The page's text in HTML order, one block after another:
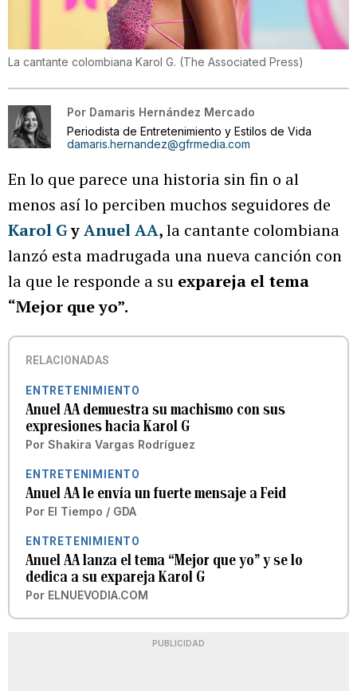
La cantante colombiana Karol G. (The Associated Press)
Por Damaris Hernández Mercado
Periodista de Entretenimiento y Estilos de Vida
damaris.hernandez@gfrmedia.com
En lo que parece una historia sin fin o al
menos así lo perciben muchos seguidores de
Karol GyAnuel AA,la cantante colombiana
lanzó esta madrugada una nueva canción con
la que le responde a su expareja el tema
“Mejor que yo”.
RELACIONADAS
ENTRETENIMIENTO
Anuel AA demuestra su machismo con sus
expresiones hacia Karol G
Por Shakira Vargas Rodríguez
ENTRETENIMIENTO
Anuel AA le envía un fuerte mensaje a Feid
Por El Tiempo / GDA
ENTRETENIMIENTO
Anuel AA lanza el tema “Mejor que yo” y se lo
dedica a su expareja Karol G
Por ELNUEVODIA.COM
PUBLICIDAD